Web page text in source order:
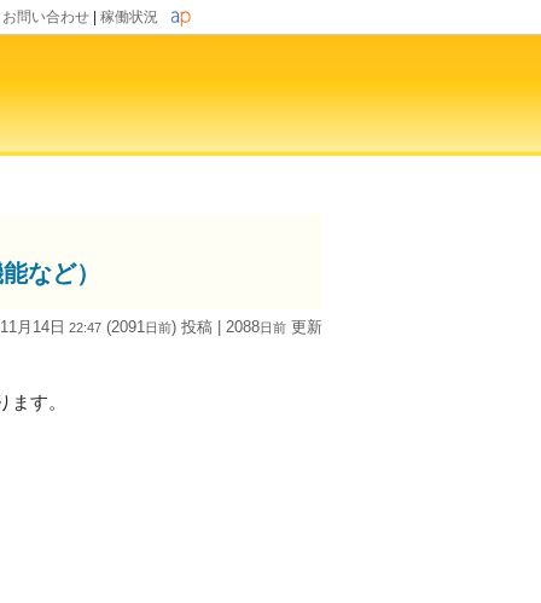
お問い合わせ 稼働状況
など）
月14日 22:47 (2091日前) 投稿 | 2088日前 更新
す。